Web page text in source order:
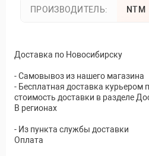
ПРОИЗВОДИТЕЛЬ: NTM
Доставка по Новосибирску
- Самовывоз из нашего магазина
- Бесплатная доставка курьером
стоимость доставки в разделе
В регионах
- Из пункта службы доставки
Оплата